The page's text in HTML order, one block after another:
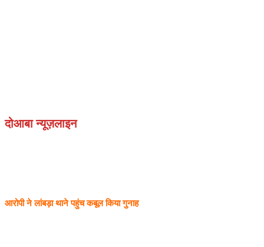
दोआबा न्यूज़लाइन
आरोपी ने लांबड़ा थाने पहुंच कबूल किया गुनाह